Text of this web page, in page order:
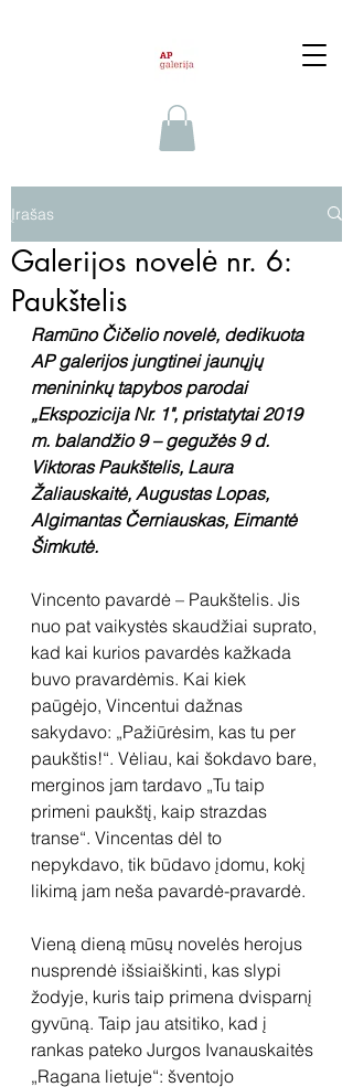
Įrašas
Galerijos novelė nr. 6:
Paukštelis
Ramūno Čičelio novelė, dedikuota
AP galerijos jungtinei jaunųjų
menininkų tapybos parodai
„Ekspozicija Nr. 1", pristatytai 2019
m. balandžio 9 – gegužės 9 d.
Viktoras Paukštelis, Laura
Žaliauskaitė, Augustas Lopas,
Algimantas Černiauskas, Eimantė
Šimkutė.
Vincento pavardė – Paukštelis. Jis
nuo pat vaikystės skaudžiai suprato,
kad kai kurios pavardės kažkada
buvo pravardėmis. Kai kiek
paūgėjo, Vincentui dažnas
sakydavo: „Pažiūrėsim, kas tu per
paukštis!“. Vėliau, kai šokdavo bare,
merginos jam tardavo „Tu taip
primeni paukštį, kaip strazdas
transe“. Vincentas dėl to
nepykdavo, tik būdavo įdomu, kokį
likimą jam neša pavardė-pravardė.
Vieną dieną mūsų novelės herojus
nusprendė išsiaiškinti, kas slypi
žodyje, kuris taip primena dvisparnį
gyvūną. Taip jau atsitiko, kad į
rankas pateko Jurgos Ivanauskaitės
„Ragana lietuje“: šventojo